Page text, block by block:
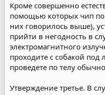
Кроме совершенно
помощью которых чип
них говорилось выше),
прийти в негодность в
электромагнитного
проходите с собакой под
проведете по телу
Утверждение третье. В